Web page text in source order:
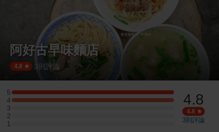
阿好古早味麵店
4.8 3 則評論
5
5 星：1 則評論
4
4 星：1 則評論
3
3 星：0 則評論
2
2 星：0 則評論
1
1 星：0 則評論
4.8
4.8
3則評論